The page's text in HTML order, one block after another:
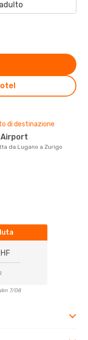
di destinazione
Airport
da Lugano a Zurigo
7/08